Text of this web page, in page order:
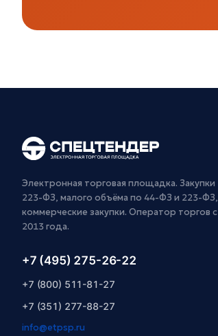
Электронная торговая площадка. Закупки
223-ФЗ, малого объёма по 44-ФЗ и 223-ФЗ,
коммерческие закупки. Оператор торгов с
2013 года.
+7 (495) 275-26-22
+7 (800) 511-81-27
+7 (351) 277-88-27
info@etpsp.ru